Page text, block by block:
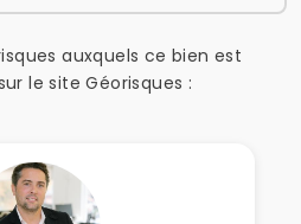
auxquels ce bien est
le site Géorisques :